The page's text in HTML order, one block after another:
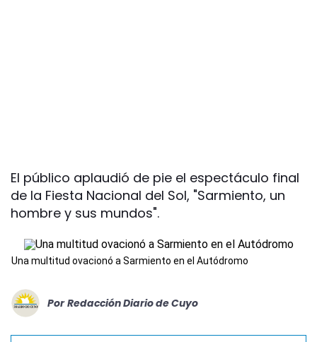
El público aplaudió de pie el espectáculo final
de la Fiesta Nacional del Sol, "Sarmiento, un
hombre y sus mundos".
Una multitud ovacionó a Sarmiento en el Autódromo
Por Redacción Diario de Cuyo